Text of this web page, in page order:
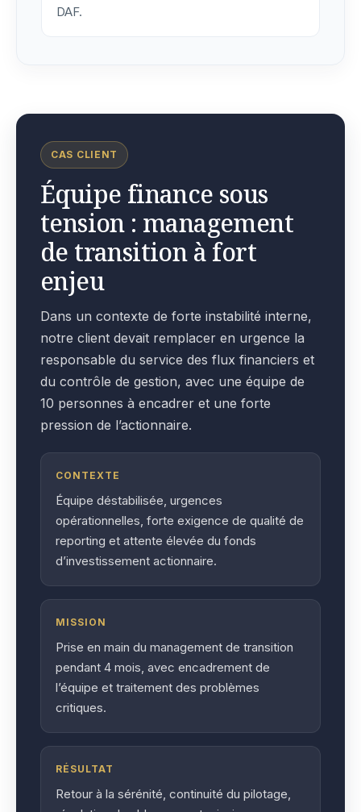
DAF.
CAS CLIENT
Équipe finance sous
tension : management
de transition à fort
enjeu
Dans un contexte de forte instabilité interne,
notre client devait remplacer en urgence la
responsable du service des flux financiers et
du contrôle de gestion, avec une équipe de
10 personnes à encadrer et une forte
pression de l’actionnaire.
CONTEXTE
Équipe déstabilisée, urgences
opérationnelles, forte exigence de qualité de
reporting et attente élevée du fonds
d’investissement actionnaire.
MISSION
Prise en main du management de transition
pendant 4 mois, avec encadrement de
l’équipe et traitement des problèmes
critiques.
RÉSULTAT
Retour à la sérénité, continuité du pilotage,